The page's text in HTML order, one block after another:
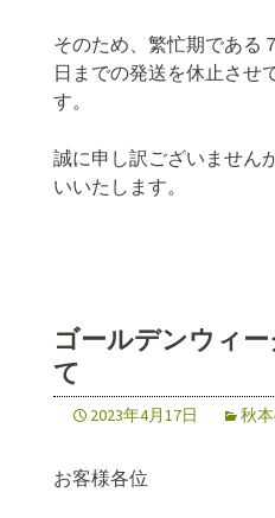
そのため、繁忙期であ
日までの発送を休止させ
す。
誠に申し訳ございません
いいたします。
ゴールデンウィ
て
2023年4月17日 秋
お客様各位